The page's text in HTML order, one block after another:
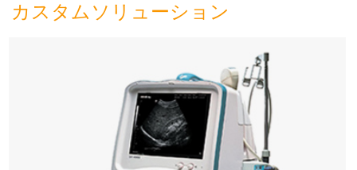
カスタムソリューション